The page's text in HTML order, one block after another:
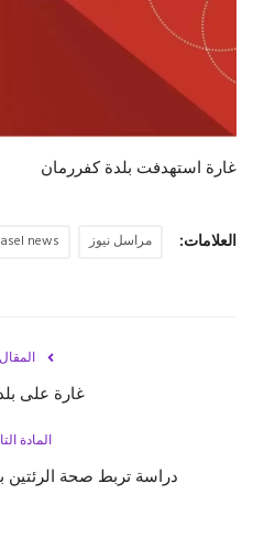
حياة
غارة استهدفت بلدة كفررمان
العلامات: مراسل نيوز news
‏غارة على
المادة
دراسة تربط صحة الرئتين